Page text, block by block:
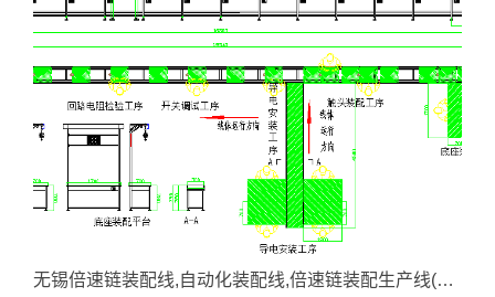
无锡倍速链装配线,自动化装配线,倍速链装配生产线(隔离开关生产线)